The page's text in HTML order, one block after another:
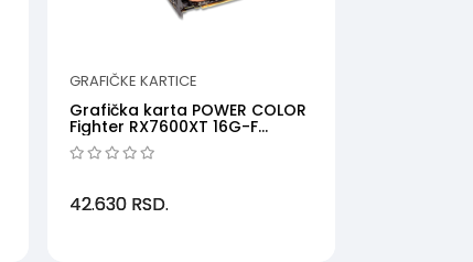
GRAFIČKE KARTICE
Grafička karta POWER COLOR
Fighter RX7600XT 16G-F
AMD16GBGDDR6128b...
42.630 RSD.